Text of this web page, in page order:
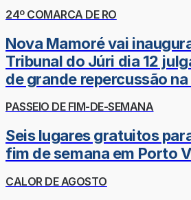
24º COMARCA DE RO
Nova Mamoré vai
Tribunal do Júri dia 12
de grande repercussão
PASSEIO DE FIM-DE-SEMANA
Seis lugares gratuitos
fim de semana em Porto
CALOR DE AGOSTO